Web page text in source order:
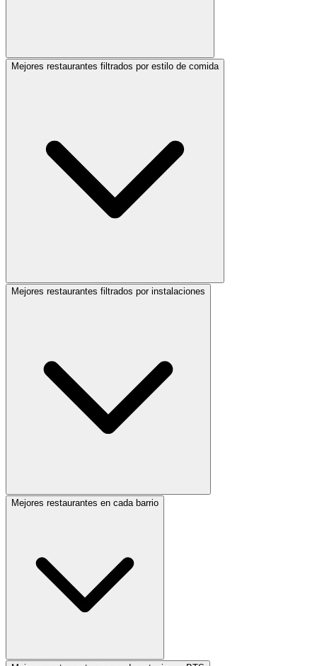
Mejores restaurantes filtrados por estilo de comida
Mejores restaurantes filtrados por instalaciones
Mejores restaurantes en cada barrio